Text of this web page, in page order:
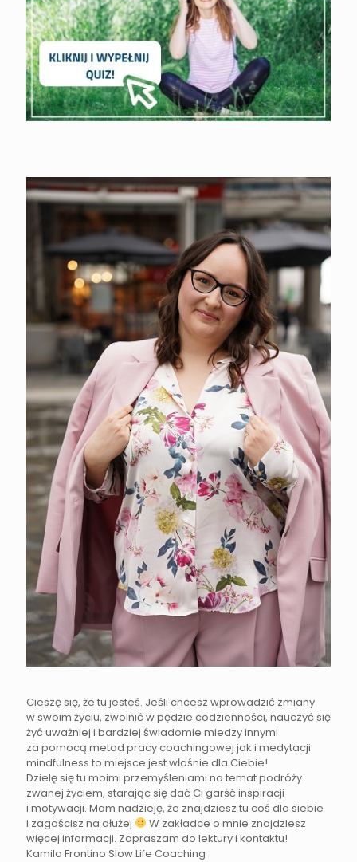
Cieszę się, że tu jesteś. Jeśli chcesz wprowadzić zmiany
w swoim życiu, zwolnić w pędzie codzienności, nauczyć się
żyć uważniej i bardziej świadomie miedzy innymi
za pomocą metod pracy coachingowej jak i medytacji
mindfulness to miejsce jest właśnie dla Ciebie!
Dzielę się tu moimi przemyśleniami na temat podróży
zwanej życiem, starając się dać Ci garść inspiracji
i motywacji. Mam nadzieję, że znajdziesz tu coś dla siebie
i zagościsz na dłużej
W zakładce o mnie znajdziesz
więcej informacji. Zapraszam do lektury i kontaktu!
Kamila Frontino Slow Life Coaching